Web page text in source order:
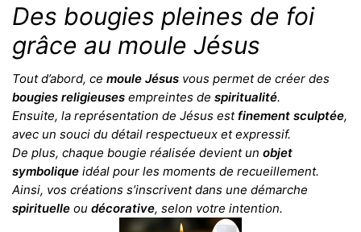
Des bougies pleines de foi
grâce au moule Jésus
Tout d’abord, ce moule Jésus vous permet de créer des
bougies religieuses empreintes de spiritualité.
Ensuite, la représentation de Jésus estfinement sculptée,
avec un souci du détail respectueux et expressif.
De plus, chaque bougie réalisée devient un objet
symbolique idéal pour les moments de recueillement.
Ainsi, vos créations s’inscrivent dans une démarche
spirituelle ou décorative, selon votre intention.